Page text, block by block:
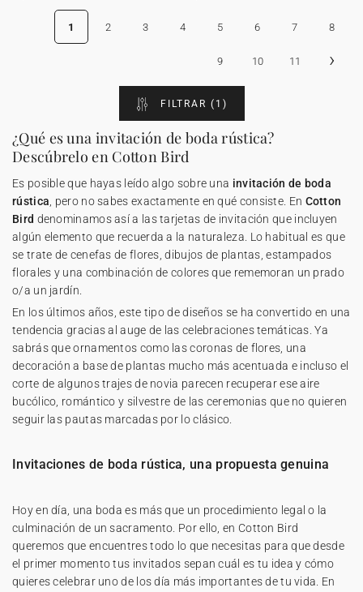
1 2 3 4 5 6 7 8
9 10 11 ›
FILTRAR (1)
¿Qué es una invitación de boda rústica?
Descúbrelo en Cotton Bird
Es posible que hayas leído algo sobre una invitación de boda
rústica , pero no sabes exactamente en qué consiste. En Cotton
Bird denominamos así a las tarjetas de invitación que incluyen
algún elemento que recuerda a la naturaleza. Lo habitual es que
se trate de cenefas de flores, dibujos de plantas, estampados
florales y una combinación de colores que rememoran un prado
o/a un jardín.
En los últimos años, este tipo de diseños se ha convertido en una
tendencia gracias al auge de las celebraciones temáticas. Ya
sabrás que ornamentos como las coronas de flores, una
decoración a base de plantas mucho más acentuada e incluso el
corte de algunos trajes de novia parecen recuperar ese aire
bucólico, romántico y silvestre de las ceremonias que no quieren
seguir las pautas marcadas por lo clásico.
Invitaciones de boda rústica, una propuesta genuina
Hoy en día, una boda es más que un procedimiento legal o la
culminación de un sacramento. Por ello, en Cotton Bird
queremos que encuentres todo lo que necesitas para que desde
el primer momento tus invitados sepan cuál es tu idea y cómo
quieres celebrar uno de los día más importantes de tu vida. En